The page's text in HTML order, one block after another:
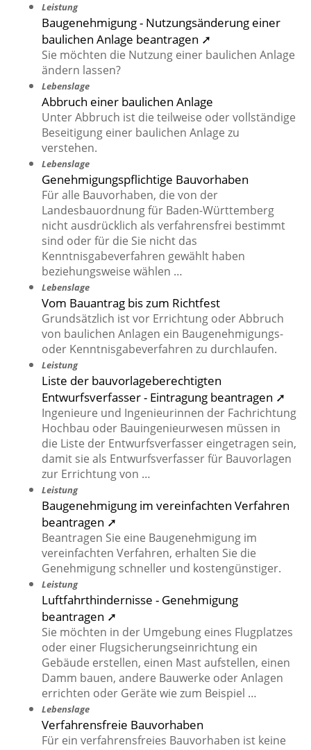
Leistung
Baugenehmigung - Nutzungsänderung einer
baulichen Anlage beantragen ➚
Sie möchten die Nutzung einer baulichen Anlage
ändern lassen?
Lebenslage
Abbruch einer baulichen Anlage
Unter Abbruch ist die teilweise oder vollständige
Beseitigung einer baulichen Anlage zu
verstehen.
Lebenslage
Genehmigungspflichtige Bauvorhaben
Für alle Bauvorhaben, die von der
Landesbauordnung für Baden-Württemberg
nicht ausdrücklich als verfahrensfrei bestimmt
sind oder für die Sie nicht das
Kenntnisgabeverfahren gewählt haben
beziehungsweise wählen …
Lebenslage
Vom Bauantrag bis zum Richtfest
Grundsätzlich ist vor Errichtung oder Abbruch
von baulichen Anlagen ein Baugenehmigungs-
oder Kenntnisgabeverfahren zu durchlaufen.
Leistung
Liste der bauvorlageberechtigten
Entwurfsverfasser - Eintragung beantragen ➚
Ingenieure und Ingenieurinnen der Fachrichtung
Hochbau oder Bauingenieurwesen müssen in
die Liste der Entwurfsverfasser eingetragen sein,
damit sie als Entwurfsverfasser für Bauvorlagen
zur Errichtung von …
Leistung
Baugenehmigung im vereinfachten Verfahren
beantragen ➚
Beantragen Sie eine Baugenehmigung im
vereinfachten Verfahren, erhalten Sie die
Genehmigung schneller und kostengünstiger.
Leistung
Luftfahrthindernisse - Genehmigung
beantragen ➚
Sie möchten in der Umgebung eines Flugplatzes
oder einer Flugsicherungseinrichtung ein
Gebäude erstellen, einen Mast aufstellen, einen
Damm bauen, andere Bauwerke oder Anlagen
errichten oder Geräte wie zum Beispiel …
Lebenslage
Verfahrensfreie Bauvorhaben
Für ein verfahrensfreies Bauvorhaben ist keine